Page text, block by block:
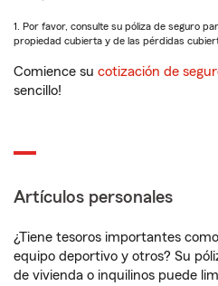
1. Por favor, consulte su póliza de seguro
propiedad cubierta y de las pérdidas
Comience su cotización de
sencillo!
Artículos personales
¿Tiene tesoros importantes
equipo deportivo y otros? Su
de vivienda o inquilinos puede